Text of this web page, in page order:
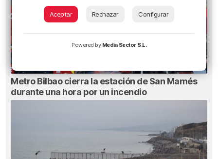
Metro Bilbao cierra la estación de San Mamés
durante una hora por un incendio
Aceptar Rechazar Configurar
Powered by Media Sector S.L.